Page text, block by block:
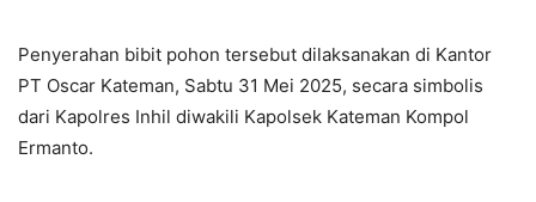
Penyerahan bibit pohon tersebut dilaksanakan di Kantor
PT Oscar Kateman, Sabtu 31 Mei 2025, secara simbolis
dari Kapolres Inhil diwakili Kapolsek Kateman Kompol
Ermanto.